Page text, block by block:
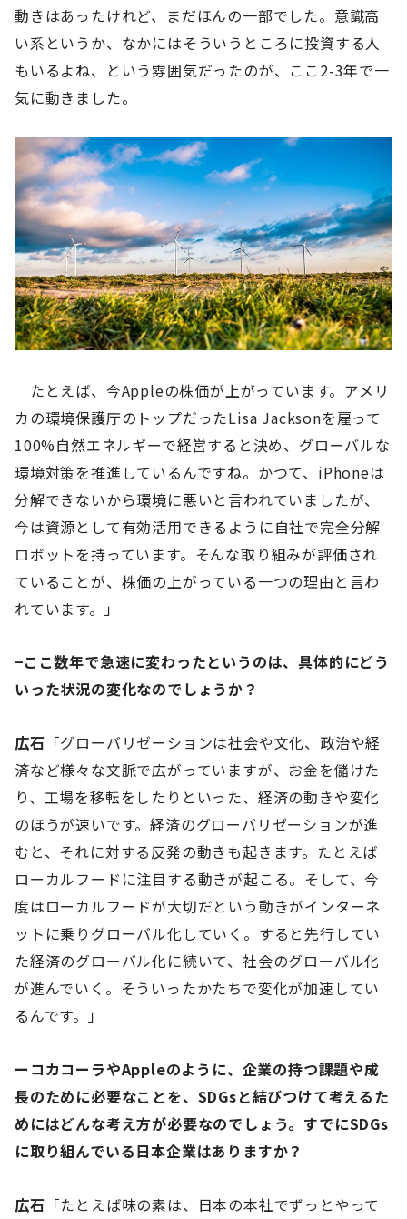
動きはあったけれど、まだほんの一部でした。意識高
い系というか、なかにはそういうところに投資する人
もいるよね、という雰囲気だったのが、ここ2-3年で一
気に動きました。
たとえば、今Appleの株価が上がっています。アメリ
カの環境保護庁のトップだったLisa Jacksonを雇って
100%自然エネルギーで経営すると決め、グローバルな
環境対策を推進しているんですね。かつて、iPhoneは
分解できないから環境に悪いと言われていましたが、
今は資源として有効活用できるように自社で完全分解
ロボットを持っています。そんな取り組みが評価され
ていることが、株価の上がっている一つの理由と言わ
れています。」
−ここ数年で急速に変わったというのは、具体的にどう
いった状況の変化なのでしょうか？
広石 「グローバリゼーションは社会や文化、政治や経
済など様々な文脈で広がっていますが、お金を儲けた
り、工場を移転をしたりといった、経済の動きや変化
のほうが速いです。経済のグローバリゼーションが進
むと、それに対する反発の動きも起きます。たとえば
ローカルフードに注目する動きが起こる。そして、今
度はローカルフードが大切だという動きがインターネ
ットに乗りグローバル化していく。すると先行してい
た経済のグローバル化に続いて、社会のグローバル化
が進んでいく。そういったかたちで変化が加速してい
るんです。」
ーコカコーラやAppleのように、企業の持つ課題や成
長のために必要なことを、SDGsと結びつけて考えるた
めにはどんな考え方が必要なのでしょう。すでにSDGs
に取り組んでいる日本企業はありますか？
広石 「たとえば味の素は、日本の本社でずっとやって